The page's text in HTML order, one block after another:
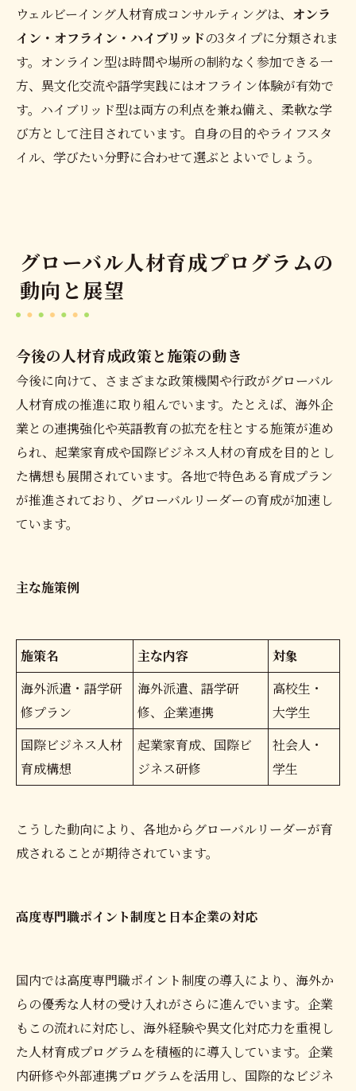
ウェルビーイング人材育成コンサルティングは、 オンラ
イン・オフライン・ハイブリッドの3タイプに分類されま
す。オンライン型は時間や場所の制約なく参加できる一
方、異文化交流や語学実践にはオフライン体験が有効で
す。ハイブリッド型は両方の利点を兼ね備え、柔軟な学
び方として注目されています。自身の目的やライフスタ
イル、学びたい分野に合わせて選ぶとよいでしょう。
グローバル人材育成プログラムの
動向と展望
今後の人材育成政策と施策の動き
今後に向けて、さまざまな政策機関や行政がグローバル
人材育成の推進に取り組んでいます。たとえば、海外企
業との連携強化や英語教育の拡充を柱とする施策が進め
られ、起業家育成や国際ビジネス人材の育成を目的とし
た構想も展開されています。各地で特色ある育成プラン
が推進されており、グローバルリーダーの育成が加速し
ています。
主な施策例
施策名 主な内容
対象
海外派遣・語学研
修プラン
海外派遣、語学研
修、企業連携
高校生・
大学生
国際ビジネス人材
育成構想
起業家育成、国際ビ
ジネス研修
社会人・
学生
こうした動向により、各地からグローバルリーダーが育
成されることが期待されています。
高度専門職ポイント制度と日本企業の対応
国内では高度専門職ポイント制度の導入により、海外か
らの優秀な人材の受け入れがさらに進んでいます。企業
もこの流れに対応し、海外経験や異文化対応力を重視し
た人材育成プログラムを積極的に導入しています。企業
内研修や外部連携プログラムを活用し、国際的なビジネ